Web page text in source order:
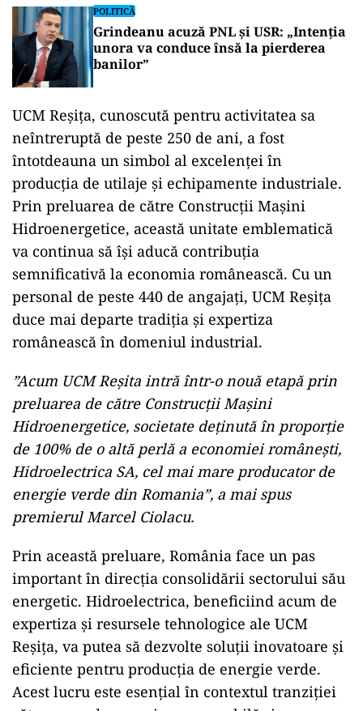
POLITICĂ
Grindeanu acuză PNL și USR: „Intenția
unora va conduce însă la pierderea
banilor”
UCM Reșița, cunoscută pentru activitatea sa
neîntreruptă de peste 250 de ani, a fost
întotdeauna un simbol al excelenței în
producția de utilaje și echipamente industriale.
Prin preluarea de către Construcții Mașini
Hidroenergetice, această unitate emblematică
va continua să își aducă contribuția
semnificativă la economia românească. Cu un
personal de peste 440 de angajați, UCM Reșița
duce mai departe tradiția și expertiza
românească în domeniul industrial.
”Acum UCM Reșita intră într-o nouă etapă prin
preluarea de către Construcţii Maşini
Hidroenergetice, societate deținută în proporție
de 100% de o altă perlă a economiei românești,
Hidroelectrica SA, cel mai mare producator de
energie verde din Romania”, a mai spus
premierul Marcel Ciolacu.
Prin această preluare, România face un pas
important în direcția consolidării sectorului său
energetic. Hidroelectrica, beneficiind acum de
expertiza și resursele tehnologice ale UCM
Reșița, va putea să dezvolte soluții inovatoare și
eficiente pentru producția de energie verde.
Acest lucru este esențial în contextul tranziției